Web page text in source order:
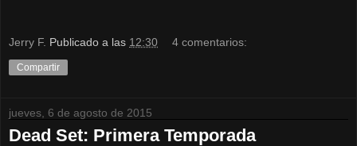
Jerry F. Publicado a las 12:30 4 comentarios:
Compartir
jueves, 6 de agosto de 2015
Dead Set: Primera Temporada